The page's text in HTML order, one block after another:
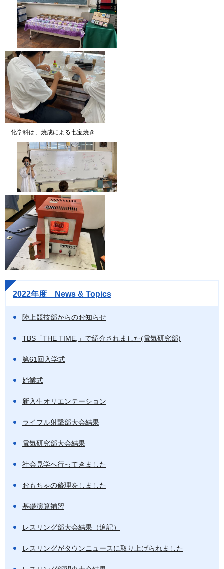
化学科は、焼成による七宝焼き
2022年度 News & Topics
陸上競技部からのお知らせ
TBS「THE TIME,」で紹介されました(電気研究部)
第61回入学式
始業式
新入生オリエンテーション
ライフル射撃部大会結果
電気研究部大会結果
社会見学へ行ってきました
おもちゃの修理をしました
基礎演算補習
レスリング部大会結果（追記）
レスリングがタウンニュースに取り上げられました